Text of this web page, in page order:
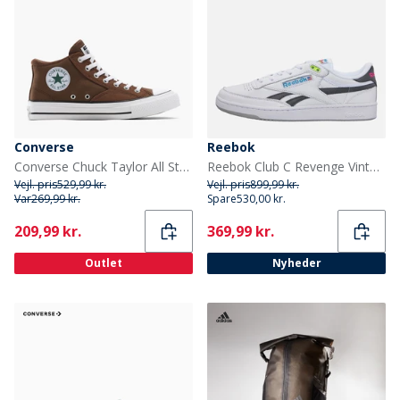
Converse
Converse Chuck Taylor All Star Malden Street Mid Træningssko Grounded/Hvid/Sort
Vejl. pris529,99 kr.
Var269,99 kr.
Current
209,99 kr.
Outlet
Reebok
Reebok Club C Revenge Vintage 90'er Tennis Træningssko Hvid/Hvid/Sort
Vejl. pris899,99 kr.
Spare530,00 kr.
Current
369,99 kr.
Nyheder